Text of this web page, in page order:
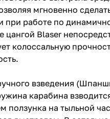
мгновенно
при работе по
цангой Blaser
колоссальную
взведения
карабина
ползунка на тыльной